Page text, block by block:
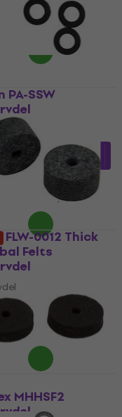
för E-shop
PA-SSW
krmed kod
50
för E-shop
0012 Thick
Felts
för E-shop
MHHSF2